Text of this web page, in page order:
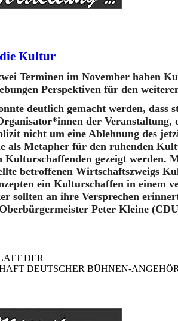
Kultur
Terminen im November haben
Perspektiven für den
deutlich gemacht werden, dass
der Veranstaltung,
nicht um eine Ablehnung des
als Metapher für den ruhenden
Kulturschaffenden gezeigt werden.
betroffenen Wirtschaftszweigs
ein Kulturschaffen in einem
sollten an ihre Versprechen
Peter Kleine
DER
DEUTSCHER BÜHNEN-